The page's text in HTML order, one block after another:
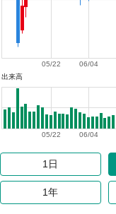
06/04
05/22
出来高
06/04
05/22
1日
1年